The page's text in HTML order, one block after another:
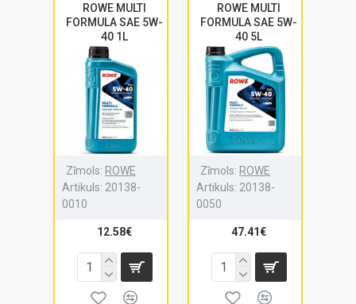
ROWE MULTI
FORMULA SAE 5W-
40 1L
Zīmols: ROWE
Artikuls: 20138-
0010
12.58€
ROWE MULTI
FORMULA SAE 5W-
40 5L
Zīmols: ROWE
Artikuls: 20138-
0050
47.41€